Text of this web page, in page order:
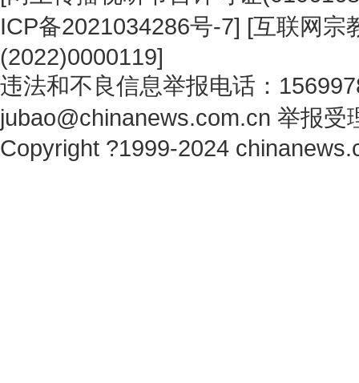
ICP备2021034286号-7] [互联网宗
(2022)0000119]
违法和不良信息举报电话：
jubao@chinanews.com.cn 举报受
Copyright ?1999-2024